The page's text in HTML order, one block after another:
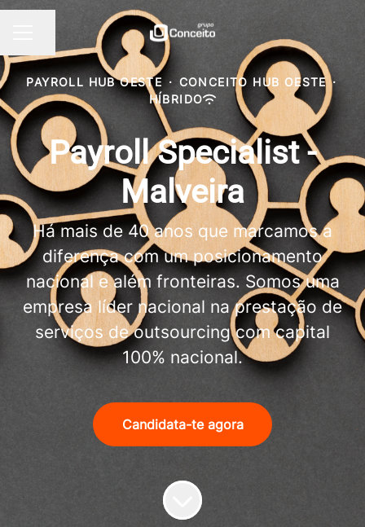
MENU DE CARREIRAS
Partilhar página
PAYROLL HUB OESTE · CONCEITO HUB OESTE ·
HÍBRIDO
Payroll Specialist -
Malveira
Há mais de 40 anos que marcamos a
diferença com um posicionamento
nacional e além fronteiras. Somos uma
empresa líder nacional na prestação de
serviços de outsourcing com capital
100% nacional.
Candidata-te agora